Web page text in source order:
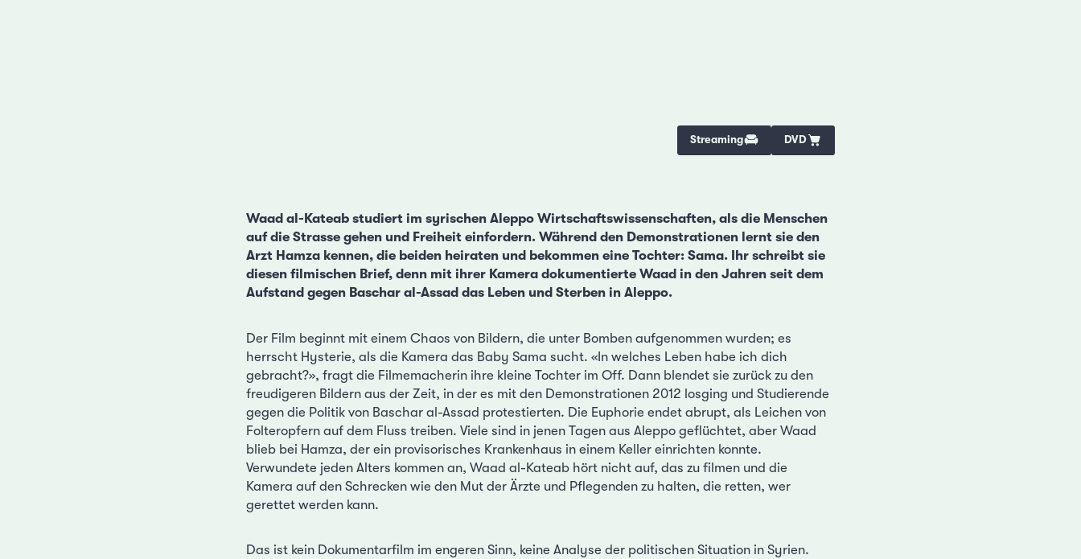
Streaming DVD
Waad al-Kateab studiert im syrischen Aleppo Wirtschaftswissenschaften, als die Menschen
auf die Strasse gehen und Freiheit einfordern. Während den Demonstrationen lernt sie den
Arzt Hamza kennen, die beiden heiraten und bekommen eine Tochter: Sama. Ihr schreibt sie
diesen filmischen Brief, denn mit ihrer Kamera dokumentierte Waad in den Jahren seit dem
Aufstand gegen Baschar al-Assad das Leben und Sterben in Aleppo.
Der Film beginnt mit einem Chaos von Bildern, die unter Bomben aufgenommen wurden; es
herrscht Hysterie, als die Kamera das Baby Sama sucht. «In welches Leben habe ich dich
gebracht?», fragt die Filmemacherin ihre kleine Tochter im Off. Dann blendet sie zurück zu den
freudigeren Bildern aus der Zeit, in der es mit den Demonstrationen 2012 losging und Studierende
gegen die Politik von Baschar al-Assad protestierten. Die Euphorie endet abrupt, als Leichen von
Folteropfern auf dem Fluss treiben. Viele sind in jenen Tagen aus Aleppo geflüchtet, aber Waad
blieb bei Hamza, der ein provisorisches Krankenhaus in einem Keller einrichten konnte.
Verwundete jeden Alters kommen an, Waad al-Kateab hört nicht auf, das zu filmen und die
Kamera auf den Schrecken wie den Mut der Ärzte und Pflegenden zu halten, die retten, wer
gerettet werden kann.
Das ist kein Dokumentarfilm im engeren Sinn, keine Analyse der politischen Situation in Syrien.